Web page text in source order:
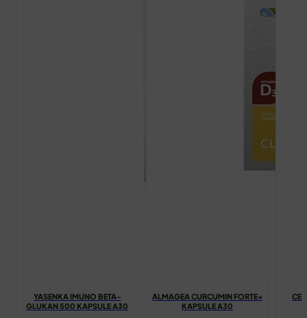
YASENKA IMUNO BETA-
GLUKAN 500 KAPSULE A30
ALMAGEA CURCUMIN FORTE+
KAPSULE A30